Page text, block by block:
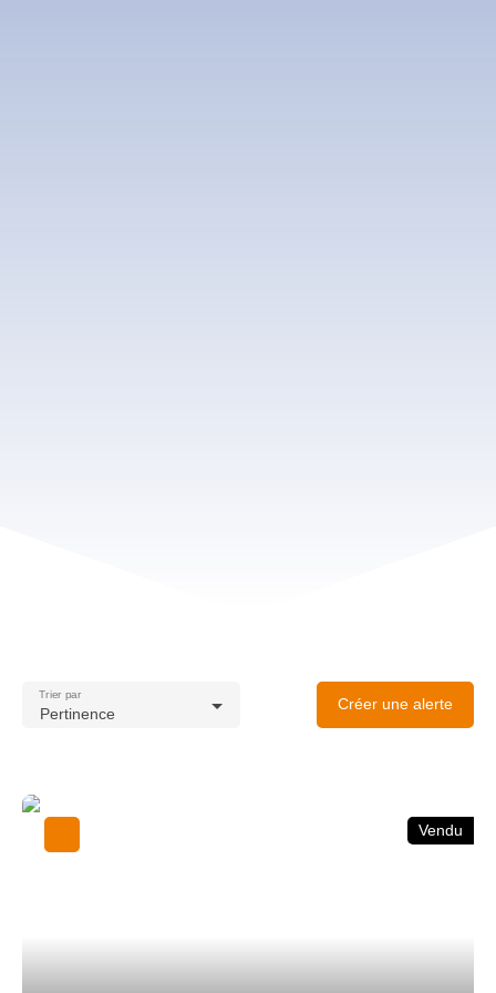
Pertinence
Trier par
Créer une alerte
Vendu